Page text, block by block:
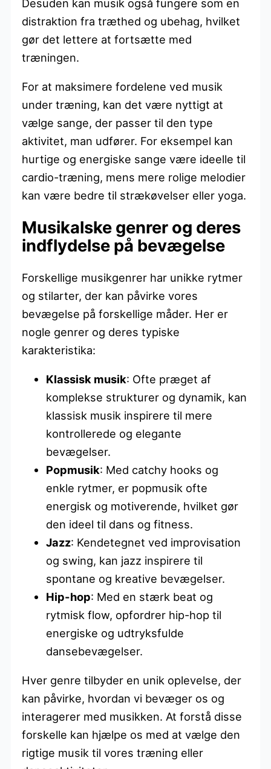
Desuden kan musik også fungere som en
distraktion fra træthed og ubehag, hvilket
gør det lettere at fortsætte med
træningen.
For at maksimere fordelene ved musik
under træning, kan det være nyttigt at
vælge sange, der passer til den type
aktivitet, man udfører. For eksempel kan
hurtige og energiske sange være ideelle til
cardio-træning, mens mere rolige melodier
kan være bedre til strækøvelser eller yoga.
Musikalske genrer og deres
indflydelse på bevægelse
Forskellige musikgenrer har unikke rytmer
og stilarter, der kan påvirke vores
bevægelse på forskellige måder. Her er
nogle genrer og deres typiske
karakteristika:
Klassisk musik: Ofte præget af
komplekse strukturer og dynamik, kan
klassisk musik inspirere til mere
kontrollerede og elegante
bevægelser.
Popmusik: Med catchy hooks og
enkle rytmer, er popmusik ofte
energisk og motiverende, hvilket gør
den ideel til dans og fitness.
Jazz: Kendetegnet ved improvisation
og swing, kan jazz inspirere til
spontane og kreative bevægelser.
Hip-hop: Med en stærk beat og
rytmisk flow, opfordrer hip-hop til
energiske og udtryksfulde
dansebevægelser.
Hver genre tilbyder en unik oplevelse, der
kan påvirke, hvordan vi bevæger os og
interagerer med musikken. At forstå disse
forskelle kan hjælpe os med at vælge den
rigtige musik til vores træning eller